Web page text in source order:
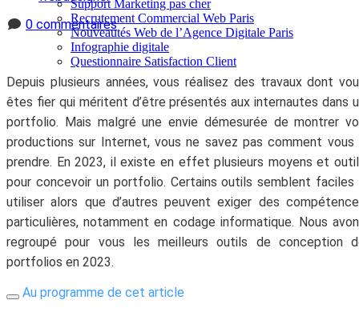
Support Marketing pas cher
Recrutement Commercial Web Paris
Nouveautés Web de l’Agence Digitale Paris
Infographie digitale
Questionnaire Satisfaction Client
0 commentaires
Depuis plusieurs années, vous réalisez des travaux dont
êtes fier qui méritent d’être présentés aux internautes dans
portfolio. Mais malgré une envie démesurée de montrer
productions sur Internet, vous ne savez pas comment vous
prendre. En 2023, il existe en effet plusieurs moyens et
pour concevoir un portfolio. Certains outils semblent faciles
utiliser alors que d’autres peuvent exiger des
particulières, notamment en codage informatique. Nous
regroupé pour vous les meilleurs outils de conception
portfolios en 2023.
Au programme de cet article